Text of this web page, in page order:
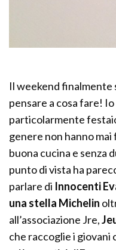
Il weekend finalmente
pensare a cosa fare!
particolarmente
genere non hanno
buona cucina e senza
punto di vista ha
parlare di Innocenti
una stella Michelin
all’associazione Jre,
che raccoglie i